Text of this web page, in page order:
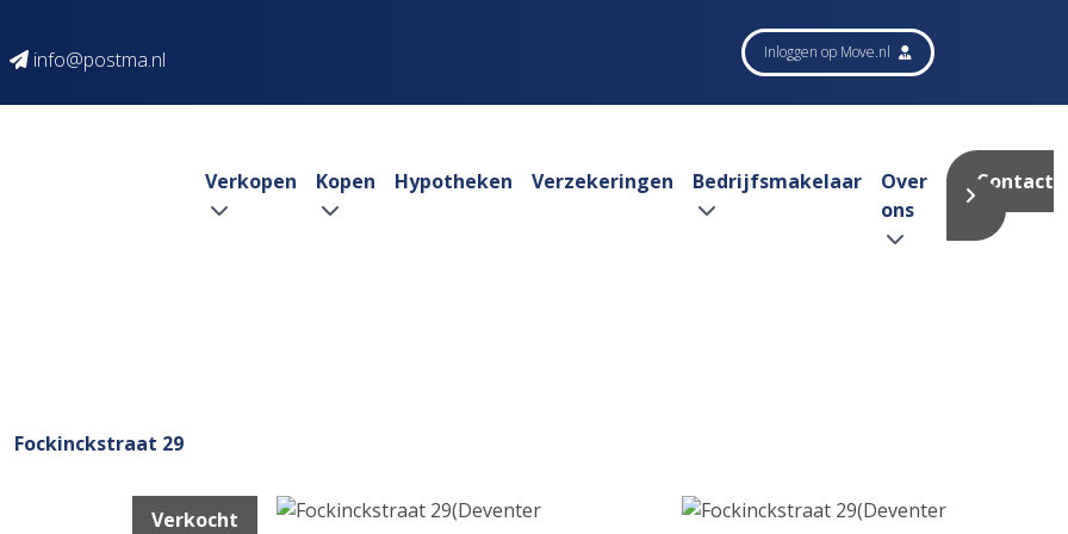
info@postma.nl Inloggen op Move.nl
Verkopen Kopen Hypotheken Verzekeringen Bedrijfsmakelaar
Over
ons
Contact
Fockinckstraat 29
Verkocht